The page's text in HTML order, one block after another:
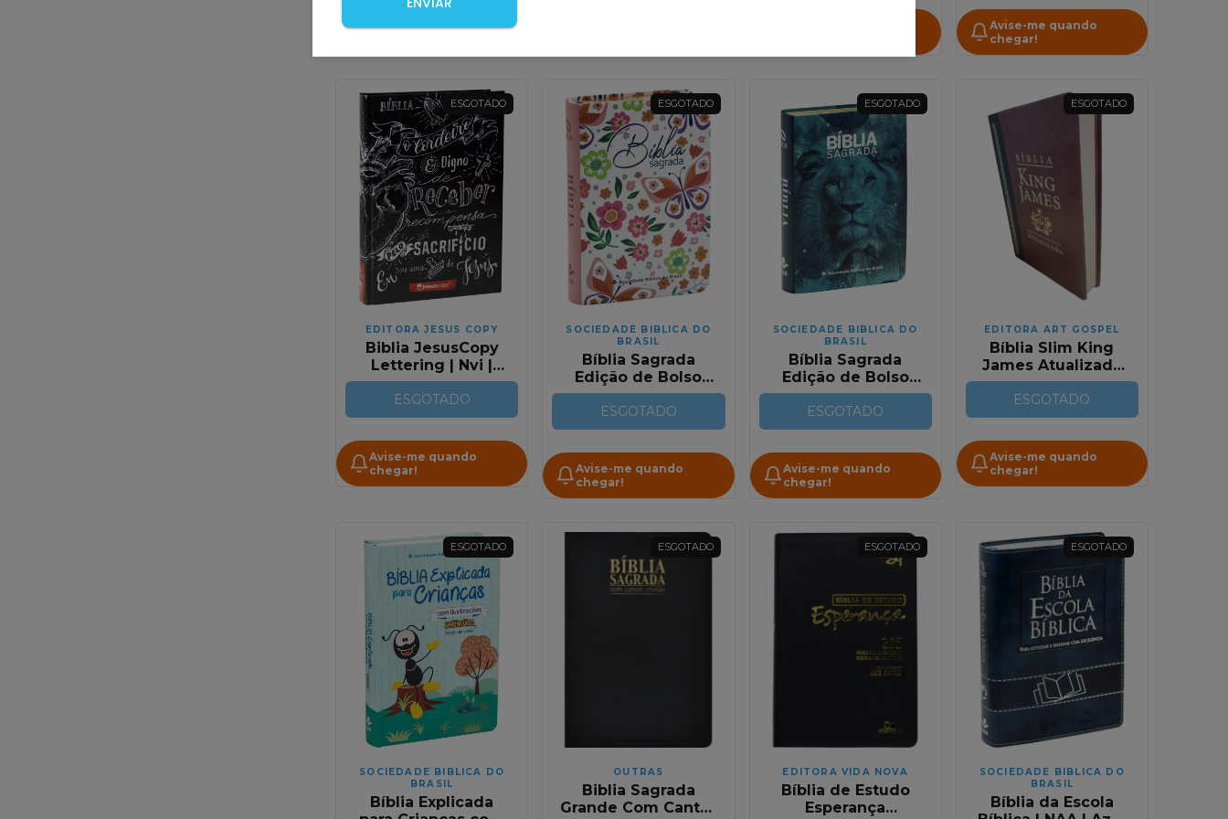
Avise-me quando
Avise-me quando
chegar!
ESGOTADO
EDITORA JESUS COPY
Biblia JesusCopy
Lettering | Nvi |
Capa Dura
ESGOTADO
Avise-me quando
chegar!
ESGOTADO
SOCIEDADE BIBLICA DO
BRASIL
Bíblia Sagrada
Edição de Bolso
Flores Borboleta
NAA
ESGOTADO
Avise-me quando
chegar!
ESGOTADO
SOCIEDADE BIBLICA DO
BRASIL
Bíblia Sagrada
Edição de Bolso
Novo Leao Azul
NAA
ESGOTADO
Avise-me quando
chegar!
ESGOTADO
EDITORA ART GOSPEL
Bíblia Slim King
James Atualizada
Capa Luxo
Marrom/Preta
ESGOTADO
Avise-me quando
chegar!
ESGOTADO
SOCIEDADE BIBLICA DO
BRASIL
Bíblia Explicada
ESGOTADO
OUTRAS
Biblia Sagrada
Grande Com Cantor
ESGOTADO
EDITORA VIDA NOVA
Bíblia de Estudo
Esperança
ESGOTADO
SOCIEDADE BIBLICA DO
BRASIL
Bíblia da Escola